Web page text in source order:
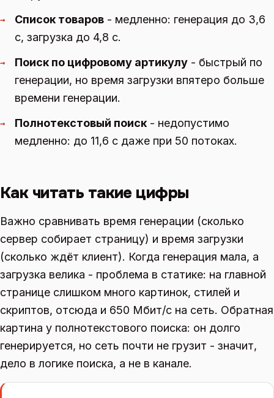
→ Список товаров - медленно: генерация до 3,6
с, загрузка до 4,8 с.
→ Поиск по цифровому артикулу - быстрый по
генерации, но время загрузки впятеро больше
времени генерации.
→ Полнотекстовый поиск - недопустимо
медленно: до 11,6 с даже при 50 потоках.
Как читать такие цифры
Важно сравнивать время генерации (сколько
сервер собирает страницу) и время загрузки
(сколько ждёт клиент). Когда генерация мала, а
загрузка велика - проблема в статике: на главной
странице слишком много картинок, стилей и
скриптов, отсюда и 650 Мбит/с на сеть. Обратная
картина у полнотекстового поиска: он долго
генерируется, но сеть почти не грузит - значит,
дело в логике поиска, а не в канале.